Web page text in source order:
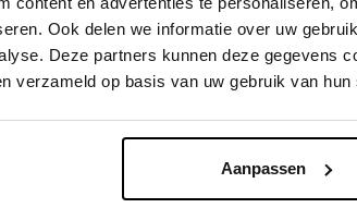
Ook delen we informatie over uw
Deze partners kunnen deze gegevens
verzameld op basis van uw gebruik van hun
Aanpassen
uitvoeringen en breedtes.
zijn gemaakt van stevig materiaal en daardoor
tussen grijze, witte/bruine stucloper en